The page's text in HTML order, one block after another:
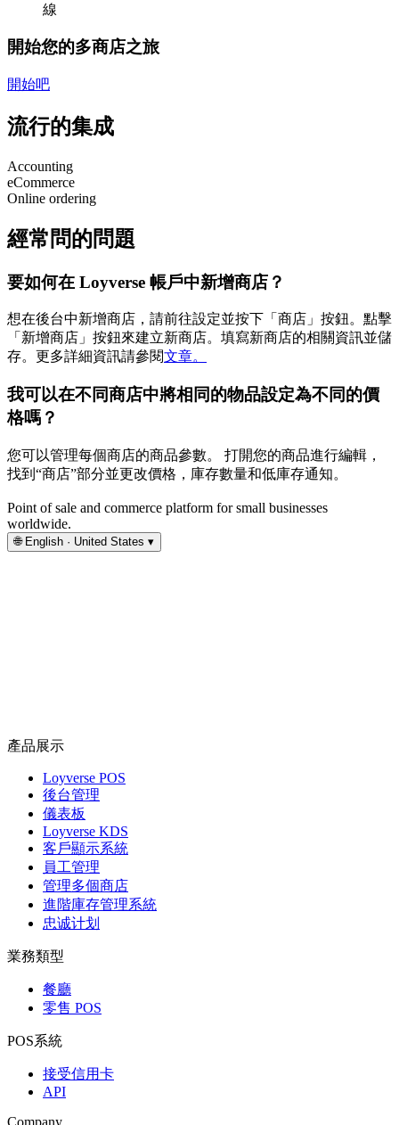
線
開始您的多商店之旅
開始吧
流行的集成
Accounting
eCommerce
Online ordering
經常問的問題
要如何在 Loyverse 帳戶中新增商店？
想在後台中新增商店，請前往設定並按下「商店」按鈕。點擊
「新增商店」按鈕來建立新商店。填寫新商店的相關資訊並儲
存。更多詳細資訊請參閱文章。
我可以在不同商店中將相同的物品設定為不同的價
格嗎？
您可以管理每個商店的商品參數。 打開您的商品進行編輯，
找到“商店”部分並更改價格，庫存數量和低庫存通知。
Point of sale and commerce platform for small businesses
worldwide.
🌐 English · United States ▾
產品展示
Loyverse POS
後台管理
儀表板
Loyverse KDS
客戶顯示系統
員工管理
管理多個商店
進階庫存管理系統
忠诚计划
業務類型
餐廳
零售 POS
POS系統
接受信用卡
API
Company